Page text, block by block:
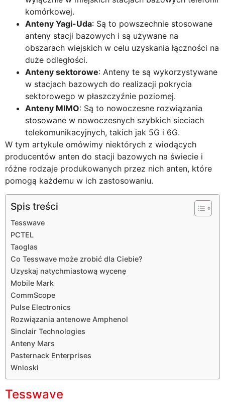
komórkowej.
Anteny Yagi-Uda: Są to powszechnie stosowane
anteny stacji bazowych i są używane na
obszarach wiejskich w celu uzyskania łączności na
duże odległości.
Anteny sektorowe: Anteny te są wykorzystywane
w stacjach bazowych do realizacji pokrycia
sektorowego w płaszczyźnie poziomej.
Anteny MIMO: Są to nowoczesne rozwiązania
stosowane w nowoczesnych szybkich sieciach
telekomunikacyjnych, takich jak 5G i 6G.
W tym artykule omówimy niektórych z wiodących
producentów anten do stacji bazowych na świecie i
różne rodzaje produkowanych przez nich anten, które
pomogą każdemu w ich zastosowaniu.
Spis treści
Tesswave
PCTEL
Taoglas
Co Tesswave może zrobić dla Ciebie?
Uzyskaj natychmiastową wycenę
Mobile Mark
CommScope
Pulse Electronics
Rozwiązania antenowe Amphenol
Sinclair Technologies
Anteny Mars
Pasternack Enterprises
Wnioski
Tesswave